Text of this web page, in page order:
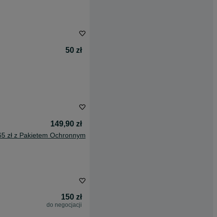
50 zł
149,90 zł
zł z Pakietem Ochronnym
150 zł
do negocjacji